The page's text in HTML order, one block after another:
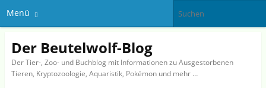
Menü
Der Beutelwolf-Blog
Der Tier-, Zoo- und Buchblog mit Informationen zu Ausgestorbenen
Tieren, Kryptozoologie, Aquaristik, Pokémon und mehr …